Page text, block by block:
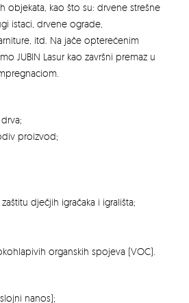
objekata, kao što su: drvene strešne
istaci, drvene ograde,
itd. Na jače opterećenim
JUBIN Lasur kao završni premaz u
proizvod;
dječjih igračaka i igrališta;
organskih spojeva (VOC).
nanos);